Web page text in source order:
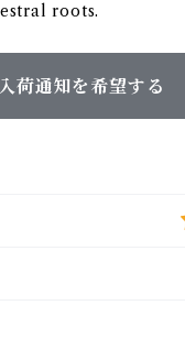
roots.
荷通知を希望する